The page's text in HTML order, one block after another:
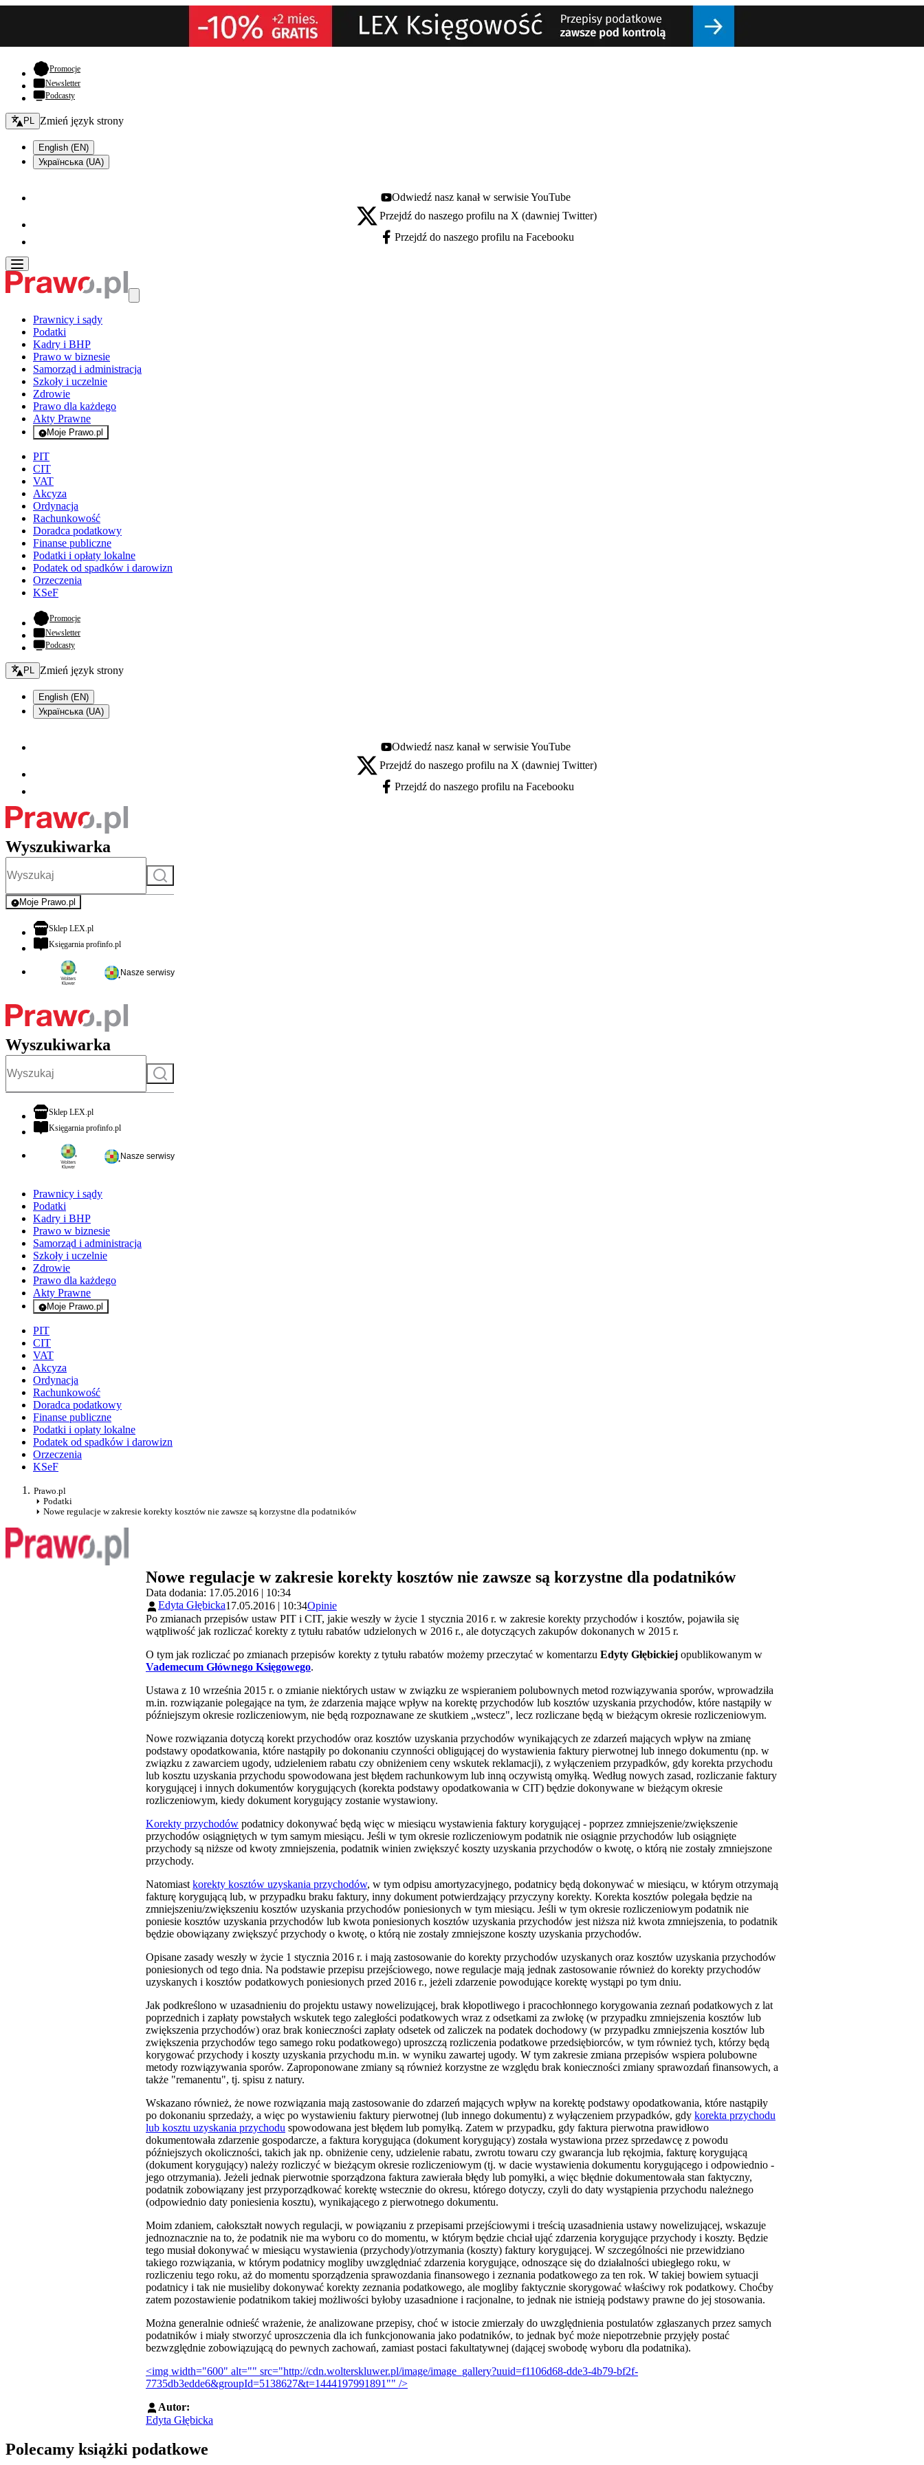
Promocje- otwiera się w nowej karcie
Newsletter
Podcasty
Zmień język - bieżący:
PL Zmień język strony
English (EN)
Українська (UA)
Youtube - otwiera się w nowej karcie
Odwiedź nasz kanał w serwisie YouTube
X - otwiera się w nowej karcie
Przejdź do naszego profilu na X (dawniej Twitter)
Facebook - otwiera się w nowej karcie
Przejdź do naszego profilu na Facebooku
Prawnicy i sądy
Podatki
Kadry i BHP
Prawo w biznesie
Samorząd i administracja
Szkoły i uczelnie
Zdrowie
Prawo dla każdego
Akty Prawne
Moje Prawo.pl
- rejestracja i logowanie do serwisu
PIT
CIT
VAT
Akcyza
Ordynacja
Rachunkowość
Doradca podatkowy
Finanse publiczne
Podatki i opłaty lokalne
Podatek od spadków i darowizn
Orzeczenia
KSeF
Promocje- otwiera się w nowej karcie
Newsletter
Podcasty
Zmień język - bieżący:
PL Zmień język strony
English (EN)
Українська (UA)
Youtube - otwiera się w nowej karcie
Odwiedź nasz kanał w serwisie YouTube
X - otwiera się w nowej karcie
Przejdź do naszego profilu na X (dawniej Twitter)
Facebook - otwiera się w nowej karcie
Przejdź do naszego profilu na Facebooku
Wyszukiwarka
Szukaj
Moje Prawo.pl
- rejestracja i logowanie do serwisu
Sklep LEX.plotwiera się w nowej karcie
Księgarnia profinfo.plotwiera się w nowej karcie
Nasze serwisy
Wyszukiwarka
Szukaj
Sklep LEX.plotwiera się w nowej karcie
Księgarnia profinfo.plotwiera się w nowej karcie
Nasze serwisy
Prawnicy i sądy
Podatki
Kadry i BHP
Prawo w biznesie
Samorząd i administracja
Szkoły i uczelnie
Zdrowie
Prawo dla każdego
Akty Prawne
Moje Prawo.pl
- rejestracja i logowanie do serwisu
PIT
CIT
VAT
Akcyza
Ordynacja
Rachunkowość
Doradca podatkowy
Finanse publiczne
Podatki i opłaty lokalne
Podatek od spadków i darowizn
Orzeczenia
KSeF
Prawo.pl
Podatki
Nowe regulacje w zakresie korekty kosztów nie zawsze są korzystne dla podatników
Nowe regulacje w zakresie korekty kosztów nie zawsze są korzystne dla podatników
Data dodania: 17.05.2016 | 10:34
Edyta Głębicka17.05.2016 | 10:34Opinie
Po zmianach przepisów ustaw PIT i CIT, jakie weszły w życie 1 stycznia 2016 r. w zakresie korekty przychodów i kosztów, pojawiła się
wątpliwość jak rozliczać korekty z tytułu rabatów udzielonych w 2016 r., ale dotyczących zakupów dokonanych w 2015 r.
O tym jak rozliczać po zmianach przepisów korekty z tytułu rabatów możemy przeczytać w komentarzu Edyty Głębickiej opublikowanym w
Vademecum Głównego Księgowego.
Ustawa z 10 września 2015 r. o zmianie niektórych ustaw w związku ze wspieraniem polubownych metod rozwiązywania sporów, wprowadziła
m.in. rozwiązanie polegające na tym, że zdarzenia mające wpływ na korektę przychodów lub kosztów uzyskania przychodów, które nastąpiły w
późniejszym okresie rozliczeniowym, nie będą rozpoznawane ze skutkiem „wstecz", lecz rozliczane będą w bieżącym okresie rozliczeniowym.
Nowe rozwiązania dotyczą korekt przychodów oraz kosztów uzyskania przychodów wynikających ze zdarzeń mających wpływ na zmianę
podstawy opodatkowania, które nastąpiły po dokonaniu czynności obligującej do wystawienia faktury pierwotnej lub innego dokumentu (np. w
związku z zawarciem ugody, udzieleniem rabatu czy obniżeniem ceny wskutek reklamacji), z wyłączeniem przypadków, gdy korekta przychodu
lub kosztu uzyskania przychodu spowodowana jest błędem rachunkowym lub inną oczywistą omyłką. Według nowych zasad, rozliczanie faktury
korygującej i innych dokumentów korygujących (korekta podstawy opodatkowania w CIT) będzie dokonywane w bieżącym okresie
rozliczeniowym, kiedy dokument korygujący zostanie wystawiony.
Korekty przychodów podatnicy dokonywać będą więc w miesiącu wystawienia faktury korygującej - poprzez zmniejszenie/zwiększenie
przychodów osiągniętych w tym samym miesiącu. Jeśli w tym okresie rozliczeniowym podatnik nie osiągnie przychodów lub osiągnięte
przychody są niższe od kwoty zmniejszenia, podatnik winien zwiększyć koszty uzyskania przychodów o kwotę, o którą nie zostały zmniejszone
przychody.
Natomiast korekty kosztów uzyskania przychodów, w tym odpisu amortyzacyjnego, podatnicy będą dokonywać w miesiącu, w którym otrzymają
fakturę korygującą lub, w przypadku braku faktury, inny dokument potwierdzający przyczyny korekty. Korekta kosztów polegała będzie na
zmniejszeniu/zwiększeniu kosztów uzyskania przychodów poniesionych w tym miesiącu. Jeśli w tym okresie rozliczeniowym podatnik nie
poniesie kosztów uzyskania przychodów lub kwota poniesionych kosztów uzyskania przychodów jest niższa niż kwota zmniejszenia, to podatnik
będzie obowiązany zwiększyć przychody o kwotę, o którą nie zostały zmniejszone koszty uzyskania przychodów.
Opisane zasady weszły w życie 1 stycznia 2016 r. i mają zastosowanie do korekty przychodów uzyskanych oraz kosztów uzyskania przychodów
poniesionych od tego dnia. Na podstawie przepisu przejściowego, nowe regulacje mają jednak zastosowanie również do korekty przychodów
uzyskanych i kosztów podatkowych poniesionych przed 2016 r., jeżeli zdarzenie powodujące korektę wystąpi po tym dniu.
Jak podkreślono w uzasadnieniu do projektu ustawy nowelizującej, brak kłopotliwego i pracochłonnego korygowania zeznań podatkowych z lat
poprzednich i zapłaty powstałych wskutek tego zaległości podatkowych wraz z odsetkami za zwłokę (w przypadku zmniejszenia kosztów lub
zwiększenia przychodów) oraz brak konieczności zapłaty odsetek od zaliczek na podatek dochodowy (w przypadku zmniejszenia kosztów lub
zwiększenia przychodów tego samego roku podatkowego) uproszczą rozliczenia podatkowe przedsiębiorców, w tym również tych, którzy będą
korygować przychody i koszty uzyskania przychodu m.in. w wyniku zawartej ugody. W tym zakresie zmiana przepisów wspiera polubowne
metody rozwiązywania sporów. Zaproponowane zmiany są również korzystne ze względu brak konieczności zmiany sprawozdań finansowych, a
także "remanentu", tj. spisu z natury.
Wskazano również, że nowe rozwiązania mają zastosowanie do zdarzeń mających wpływ na korektę podstawy opodatkowania, które nastąpiły
po dokonaniu sprzedaży, a więc po wystawieniu faktury pierwotnej (lub innego dokumentu) z wyłączeniem przypadków, gdy korekta przychodu
lub kosztu uzyskania przychodu spowodowana jest błędem lub pomyłką. Zatem w przypadku, gdy faktura pierwotna prawidłowo
dokumentowała zdarzenie gospodarcze, a faktura korygująca (dokument korygujący) została wystawiona przez sprzedawcę z powodu
późniejszych okoliczności, takich jak np. obniżenie ceny, udzielenie rabatu, zwrotu towaru czy gwarancja lub rękojmia, fakturę korygującą
(dokument korygujący) należy rozliczyć w bieżącym okresie rozliczeniowym (tj. w dacie wystawienia dokumentu korygującego i odpowiednio -
jego otrzymania). Jeżeli jednak pierwotnie sporządzona faktura zawierała błędy lub pomyłki, a więc błędnie dokumentowała stan faktyczny,
podatnik zobowiązany jest przyporządkować korektę wstecznie do okresu, którego dotyczy, czyli do daty wystąpienia przychodu należnego
(odpowiednio daty poniesienia kosztu), wynikającego z pierwotnego dokumentu.
Moim zdaniem, całokształt nowych regulacji, w powiązaniu z przepisami przejściowymi i treścią uzasadnienia ustawy nowelizującej, wskazuje
jednoznacznie na to, że podatnik nie ma wyboru co do momentu, w którym będzie chciał ująć zdarzenia korygujące przychody i koszty. Będzie
tego musiał dokonywać w miesiącu wystawienia (przychody)/otrzymania (koszty) faktury korygującej. W szczególności nie przewidziano
takiego rozwiązania, w którym podatnicy mogliby uwzględniać zdarzenia korygujące, odnoszące się do działalności ubiegłego roku, w
rozliczeniu tego roku, aż do momentu sporządzenia sprawozdania finansowego i zeznania podatkowego za ten rok. W takiej bowiem sytuacji
podatnicy i tak nie musieliby dokonywać korekty zeznania podatkowego, ale mogliby faktycznie skorygować właściwy rok podatkowy. Choćby
zatem pozostawienie podatnikom takiej możliwości byłoby uzasadnione i racjonalne, to jednak nie istnieją podstawy prawne do jej stosowania.
Można generalnie odnieść wrażenie, że analizowane przepisy, choć w istocie zmierzały do uwzględnienia postulatów zgłaszanych przez samych
podatników i miały stworzyć uproszczenia dla ich funkcjonowania jako podatników, to jednak być może niepotrzebnie przyjęły postać
bezwzględnie zobowiązującą do pewnych zachowań, zamiast postaci fakultatywnej (dającej swobodę wyboru dla podatnika).
<img width="600" alt="" src="http://cdn.wolterskluwer.pl/image/image_gallery?uuid=f1106d68-dde3-4b79-bf2f-
7735db3edde6&groupId=5138627&t=1444197991891"" />
Autor:
Edyta Głębicka
Polecamy książki podatkowe